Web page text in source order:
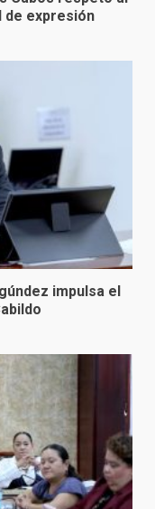
de expresión
impulsa el